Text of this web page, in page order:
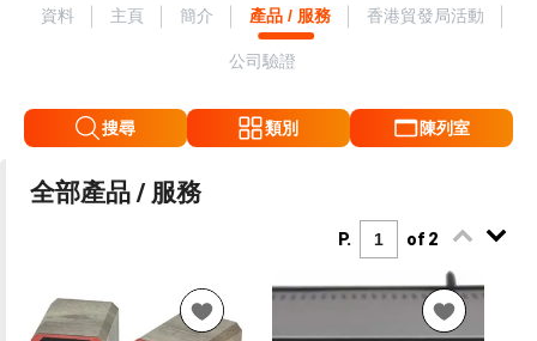
資料 主頁 簡介 產品 / 服務 香港貿發局活動
公司驗證
搜尋 類別 陳列室
全部產品 / 服務
P. of 2